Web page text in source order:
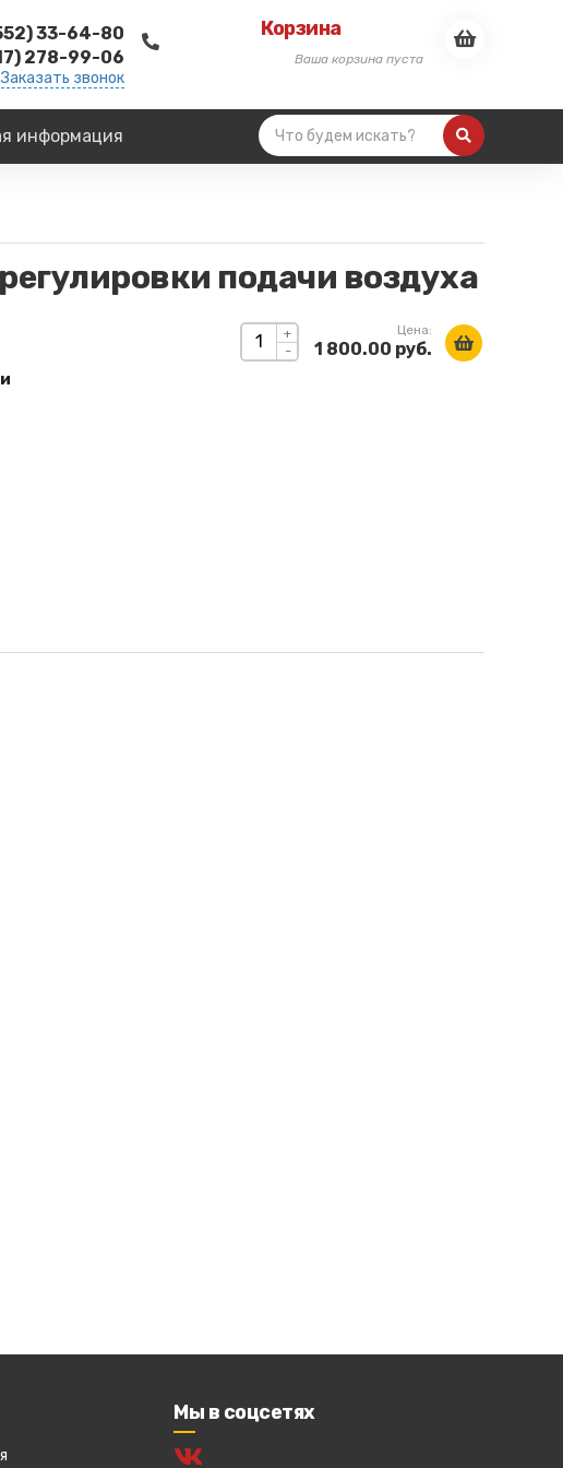
33-64-80
278-99-06
Заказать звонок
Корзина
Ваша корзина пуста
информация
подачи воздуха
+
-
Цена:
1 800.00 руб.
Мы в соцсетях